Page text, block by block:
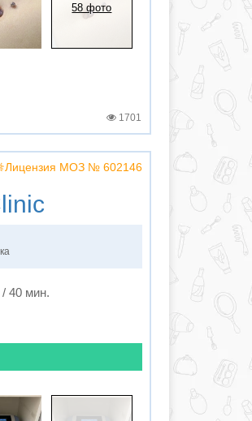
58 фото
1701
⚕️Лицензия МОЗ № 602146
/ 40 мин.